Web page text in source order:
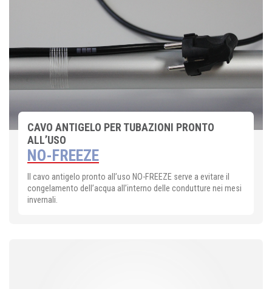
CAVO ANTIGELO PER TUBAZIONI PRONTO
ALL’USO
NO-FREEZE
Il cavo antigelo pronto all’uso NO-FREEZE serve a evitare il
congelamento dell’acqua all’interno delle condutture nei mesi
invernali.